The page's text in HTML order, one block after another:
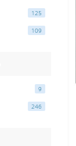
125
109
9
246